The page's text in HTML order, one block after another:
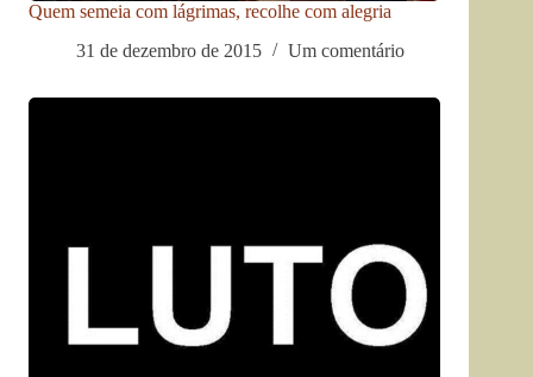
Quem semeia com lágrimas, recolhe com alegria
31 de dezembro de 2015
Um comentário